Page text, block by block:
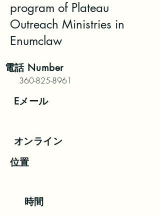
program of Plateau
Outreach Ministries in
Enumclaw
電話Number
360-825-8961
Eメール
オンライン
位置
時間